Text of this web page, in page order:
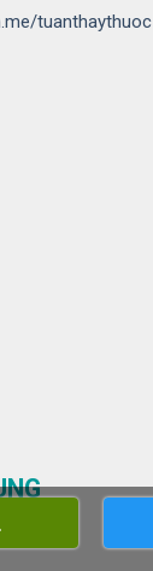
tuanthaythuoc